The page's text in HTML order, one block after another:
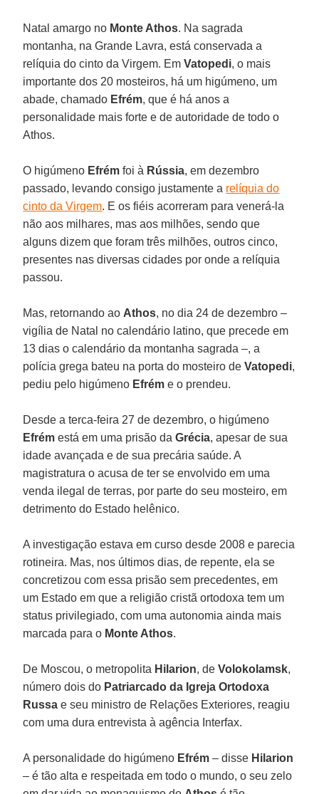
Natal amargo no Monte Athos. Na sagrada
montanha, na Grande Lavra, está conservada a
relíquia do cinto da Virgem. EmVatopedi, o mais
importante dos 20 mosteiros, há um higúmeno, um
abade, chamado Efrém, que é há anos a
personalidade mais forte e de autoridade de todo o
Athos.
O higúmeno Efrémfoi à Rússia, em dezembro
passado, levando consigo justamente a relíquia do
cinto da Virgem. E os fiéis acorreram para venerá-la
não aos milhares, mas aos milhões, sendo que
alguns dizem que foram três milhões, outros cinco,
presentes nas diversas cidades por onde a relíquia
passou.
Mas, retornando aoAthos, no dia 24 de dezembro –
vigília de Natal no calendário latino, que precede em
13 dias o calendário da montanha sagrada –, a
polícia grega bateu na porta do mosteiro deVatopedi,
pediu pelo higúmeno Efréme o prendeu.
Desde a terca-feira 27 de dezembro, o higúmeno
Efrémestá em uma prisão daGrécia, apesar de sua
idade avançada e de sua precária saúde. A
magistratura o acusa de ter se envolvido em uma
venda ilegal de terras, por parte do seu mosteiro, em
detrimento do Estado helênico.
A investigação estava em curso desde 2008 e parecia
rotineira. Mas, nos últimos dias, de repente, ela se
concretizou com essa prisão sem precedentes, em
um Estado em que a religião cristã ortodoxa tem um
status privilegiado, com uma autonomia ainda mais
marcada para o Monte Athos.
De Moscou, o metropolita Hilarion, deVolokolamsk,
número dois do Patriarcado da Igreja Ortodoxa
Russae seu ministro de Relações Exteriores, reagiu
com uma dura entrevista à agência Interfax.
A personalidade do higúmeno Efrém– disse Hilarion
– é tão alta e respeitada em todo o mundo, o seu zelo